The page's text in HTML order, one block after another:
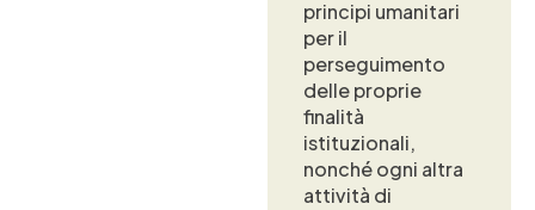
principi umanitari
per il
perseguimento
delle proprie
finalità
istituzionali,
nonché ogni altra
attività di